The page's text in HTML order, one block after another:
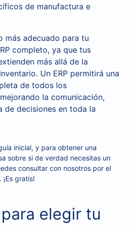
de manufactura e
más adecuado para tu
completo, ya que tus
más allá de la
Un ERP permitirá una
de todos los
la comunicación,
de decisiones en toda la
inicial, y para obtener una
sobre si de verdad necesitas un
consultar con nosotros por el
gratis!
elegir tu